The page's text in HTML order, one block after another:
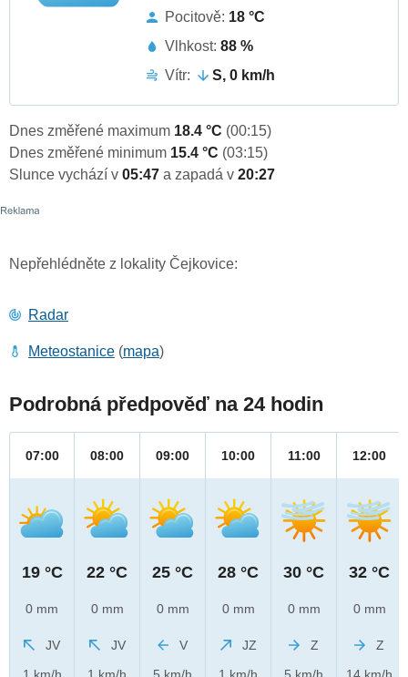
Pocitově: 18 °C
Vlhkost: 88 %
Vítr:
S, 0 km/h
Dnes změřené maximum 18.4 °C (00:15)
Dnes změřené minimum 15.4 °C (03:15)
Slunce vychází v 05:47 a zapadá v 20:27
Nepřehlédněte z lokality Čejkovice:
Radar
Meteostanice (mapa)
Podrobná předpověď na 24 hodin
07:00
19 °C
0 mm
JV
08:00
22 °C
0 mm
JV
09:00
25 °C
0 mm
V
10:00
28 °C
0 mm
JZ
11:00
30 °C
0 mm
Z
12:00
32 °C
0 mm
Z